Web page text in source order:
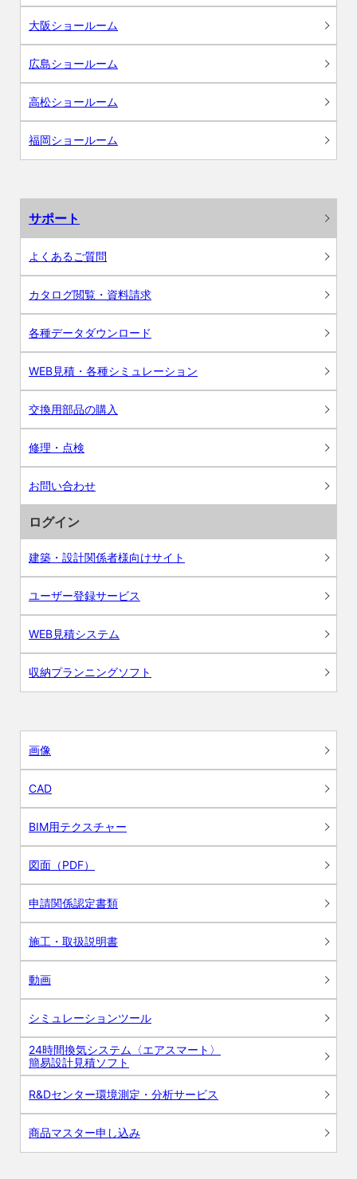
大阪ショールーム
広島ショールーム
高松ショールーム
福岡ショールーム
サポート
よくあるご質問
カタログ閲覧・資料請求
各種データダウンロード
WEB見積・各種シミュレーション
交換用部品の購入
修理・点検
お問い合わせ
ログイン
建築・設計関係者様向けサイト
ユーザー登録サービス
WEB見積システム
収納プランニングソフト
画像
CAD
BIM用テクスチャー
図面（PDF）
申請関係認定書類
施工・取扱説明書
動画
シミュレーションツール
24時間換気システム〈エアスマート〉
簡易設計見積ソフト
R&Dセンター環境測定・分析サービス
商品マスター申し込み